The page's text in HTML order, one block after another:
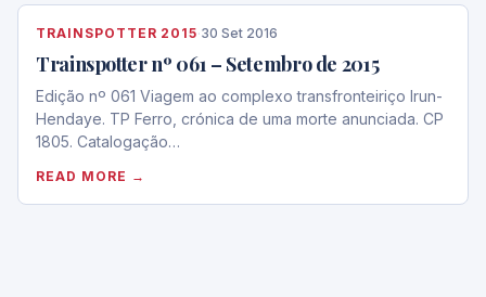
TRAINSPOTTER 2015·30 Set 2016
Trainspotter nº 061 – Setembro de 2015
Edição nº 061 Viagem ao complexo transfronteiriço Irun-
Hendaye. TP Ferro, crónica de uma morte anunciada. CP
1805. Catalogação…
READ MORE →